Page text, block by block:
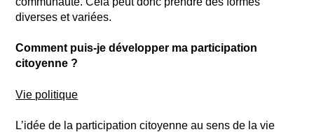
diverses et variées.
Comment puis-je développer ma participation
citoyenne ?
Vie politique
L’idée de la participation citoyenne au sens de la vie